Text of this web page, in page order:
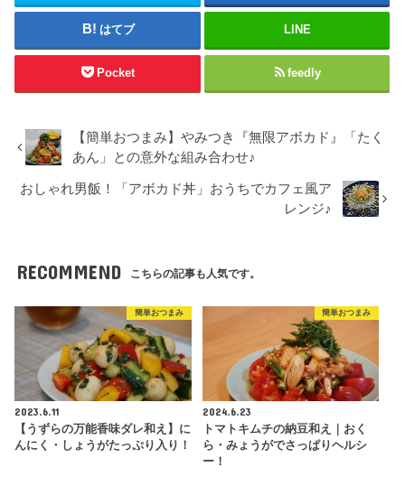
はてブ LINE
Pocket feedly
【簡単おつまみ】やみつき『無限アボカド』「たく
あん」との意外な組み合わせ♪
おしゃれ男飯！「アボカド丼」おうちでカフェ風ア
レンジ♪
RECOMMEND こちらの記事も人気です。
簡単おつまみ
2023.6.11
【うずらの万能香味ダレ和え】に
んにく・しょうがたっぷり入り！
簡単おつまみ
2024.6.23
トマトキムチの納豆和え｜おく
ら・みょうがでさっぱりヘルシ
ー！